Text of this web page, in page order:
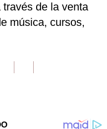
de la venta
música, cursos,